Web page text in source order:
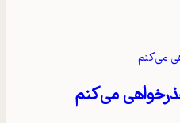
می‌کنم